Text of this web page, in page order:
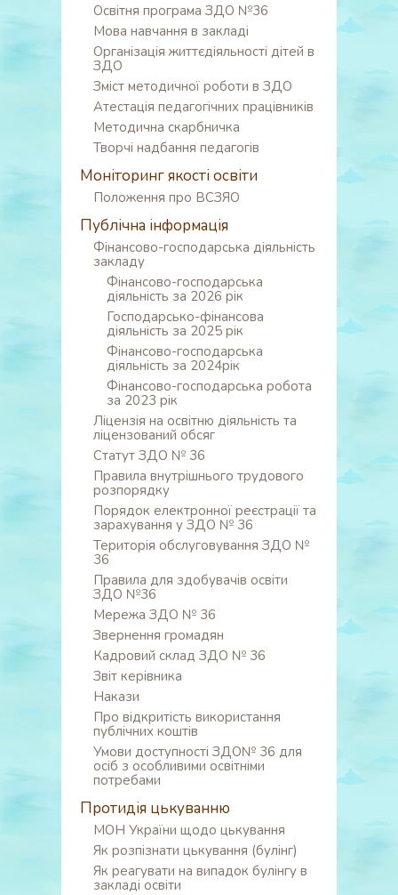
Освітня програма ЗДО №36
Мова навчання в закладі
Організація життєдіяльності дітей в
ЗДО
Зміст методичної роботи в ЗДО
Атестація педагогічних працівників
Методична скарбничка
Творчі надбання педагогів
Моніторинг якості освіти
Положення про ВСЗЯО
Публічна інформація
Фінансово-господарська діяльність
закладу
Фінансово-господарська
діяльність за 2026 рік
Господарсько-фінансова
діяльність за 2025 рік
Фінансово-господарська
діяльність за 2024рік
Фінансово-господарська робота
за 2023 рік
Ліцензія на освітню діяльність та
ліцензований обсяг
Статут ЗДО № 36
Правила внутрішнього трудового
розпорядку
Порядок електронної реєстрації та
зарахування у ЗДО № 36
Територія обслуговування ЗДО №
36
Правила для здобувачів освіти
ЗДО №36
Мережа ЗДО № 36
Звернення громадян
Кадровий склад ЗДО № 36
Звіт керівника
Накази
Про відкритість використання
публічних коштів
Умови доступності ЗДО№ 36 для
осіб з особливими освітніми
потребами
Протидія цькуванню
МОН України щодо цькування
Як розпізнати цькування (булінг)
Як реагувати на випадок булінгу в
закладі освіти